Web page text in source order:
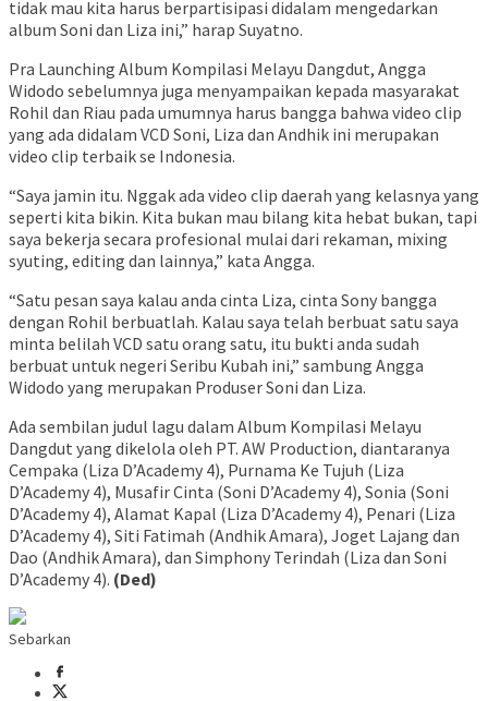
tidak mau kita harus berpartisipasi didalam mengedarkan
album Soni dan Liza ini,” harap Suyatno.
Pra Launching Album Kompilasi Melayu Dangdut, Angga
Widodo sebelumnya juga menyampaikan kepada masyarakat
Rohil dan Riau pada umumnya harus bangga bahwa video clip
yang ada didalam VCD Soni, Liza dan Andhik ini merupakan
video clip terbaik se Indonesia.
“Saya jamin itu. Nggak ada video clip daerah yang kelasnya yang
seperti kita bikin. Kita bukan mau bilang kita hebat bukan, tapi
saya bekerja secara profesional mulai dari rekaman, mixing
syuting, editing dan lainnya,” kata Angga.
“Satu pesan saya kalau anda cinta Liza, cinta Sony bangga
dengan Rohil berbuatlah. Kalau saya telah berbuat satu saya
minta belilah VCD satu orang satu, itu bukti anda sudah
berbuat untuk negeri Seribu Kubah ini,” sambung Angga
Widodo yang merupakan Produser Soni dan Liza.
Ada sembilan judul lagu dalam Album Kompilasi Melayu
Dangdut yang dikelola oleh PT. AW Production, diantaranya
Cempaka (Liza D’Academy 4), Purnama Ke Tujuh (Liza
D’Academy 4), Musafir Cinta (Soni D’Academy 4), Sonia (Soni
D’Academy 4), Alamat Kapal (Liza D’Academy 4), Penari (Liza
D’Academy 4), Siti Fatimah (Andhik Amara), Joget Lajang dan
Dao (Andhik Amara), dan Simphony Terindah (Liza dan Soni
D’Academy 4). (Ded)
Sebarkan